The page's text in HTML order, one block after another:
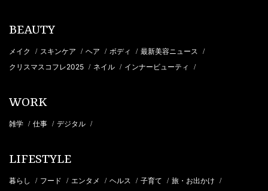
BEAUTY
メイク / スキンケア / ヘア / ボディ / 最新美容ニュース /
クリスマスコフレ2025 / ネイル / インナービューティ /
WORK
雑学 / 仕事 / デジタル /
LIFESTYLE
暮らし / フード / エンタメ / ヘルス / 子育て / 旅・お出かけ /